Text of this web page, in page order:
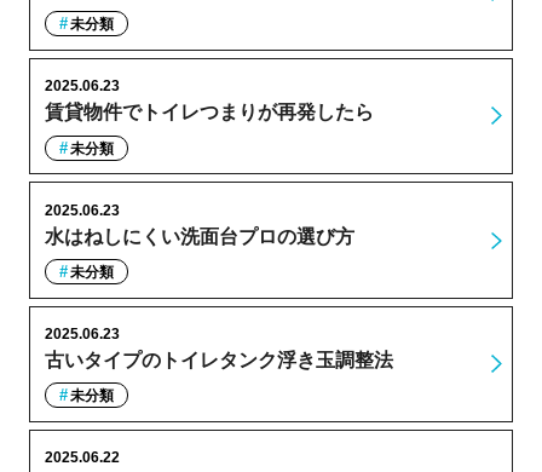
未分類
賃貸物件でトイレつまりが再発したら
2025.06.23
未分類
水はねしにくい洗面台プロの選び方
2025.06.23
未分類
古いタイプのトイレタンク浮き玉調整法
2025.06.23
未分類
2025.06.22